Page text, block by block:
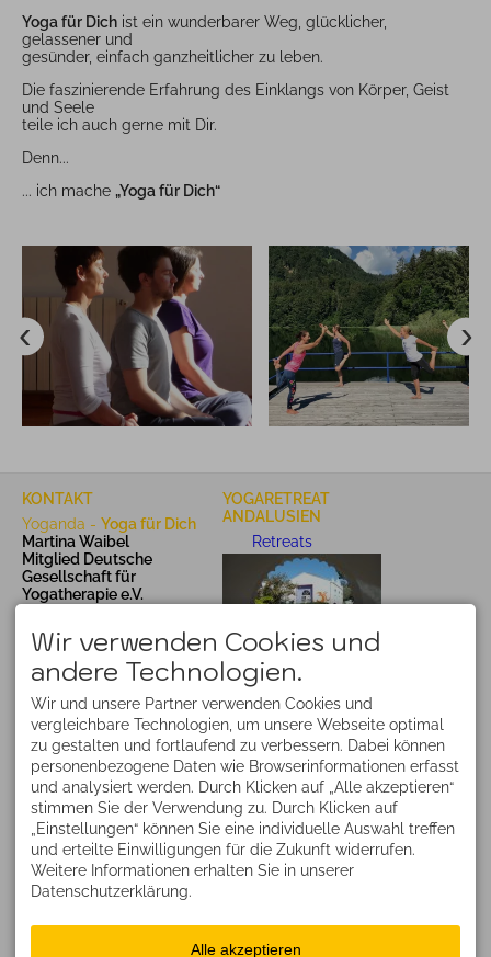
Yoga für Dich ist ein wunderbarer Weg, glücklicher,
gelassener und
gesünder, einfach ganzheitlicher zu leben.
Die faszinierende Erfahrung des Einklangs von Körper, Geist
und Seele
teile ich auch gerne mit Dir.
Denn...
... ich mache „Yoga für Dich“
KONTAKT
Yoganda - Yoga für Dich
Martina Waibel
Mitglied Deutsche
Gesellschaft für
Yogatherapie e.V.
Deutschland
martina@yoganda.de
YOGARETREAT
ANDALUSIEN
Retreats
Deine schönsten Yogaferien
1. bis 8. November 2026
Yoga, Sonne und viel
Mee(h)r
Finca el Morisco
Infos
YOGA BERGE ATMEN
TERMINE NACH
VEREINBARUNG
Yogatherapie, Coaching
auch via Zoom Meeting
Wir verwenden Cookies und
andere Technologien.
Wir und unsere Partner verwenden Cookies und
vergleichbare Technologien, um unsere Webseite optimal
zu gestalten und fortlaufend zu verbessern. Dabei können
personenbezogene Daten wie Browserinformationen erfasst
und analysiert werden. Durch Klicken auf „Alle akzeptieren“
stimmen Sie der Verwendung zu. Durch Klicken auf
„Einstellungen“ können Sie eine individuelle Auswahl treffen
und erteilte Einwilligungen für die Zukunft widerrufen.
Weitere Informationen erhalten Sie in unserer
Datenschutzerklärung.
Alle akzeptieren